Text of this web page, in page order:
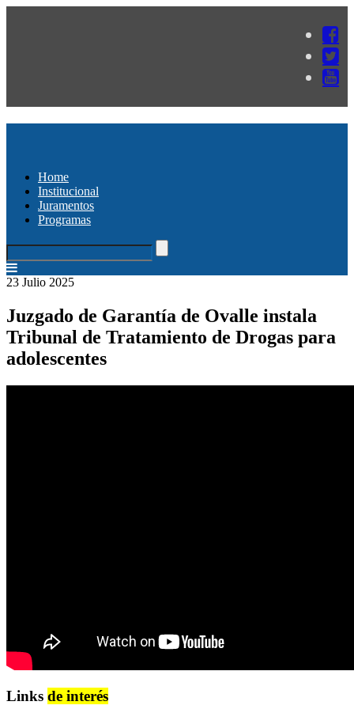
Home
Institucional
Juramentos
Programas
23 Julio 2025
Juzgado de Garantía de Ovalle instala
Tribunal de Tratamiento de Drogas para
adolescentes
Links de interés